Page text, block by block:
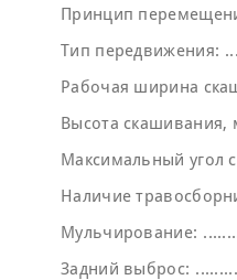
Принцип
Тип передвижения:
Рабочая ширина
Высота скашивания,
Максимальный угол
Наличие
Мульчирование:
Задний выброс: